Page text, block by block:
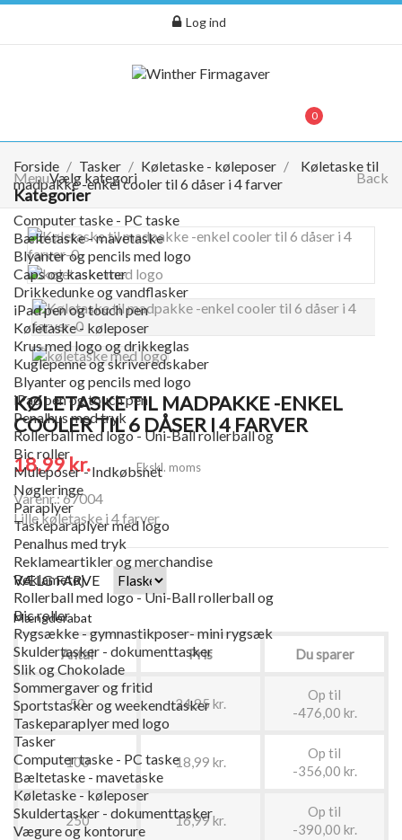
Log ind
0
Menu Back
Vælg kategori
Kategorier
Computer taske - PC taske
Bæltetaske - mavetaske
Blyanter og pencils med logo
Caps og kasketter
Drikkedunke og vandflasker
iPad pen og touch pen
Køletaske - køleposer
Krus med logo og drikkeglas
Kuglepenne og skriveredskaber
Blyanter og pencils med logo
iPad pen og touch pen
Penalhus med tryk
Rollerball med logo - Uni-Ball rollerball og
Bic roller
Muleposer - Indkøbsnet
Nøgleringe
Paraplyer
Taskeparaplyer med logo
Penalhus med tryk
Reklameartikler og merchandise
Reklametøj
Rollerball med logo - Uni-Ball rollerball og
Bic roller
Rygsække - gymnastikposer- mini rygsæk
Skuldertasker - dokumenttasker
Slik og Chokolade
Sommergaver og fritid
Sportstasker og weekendtasker
Taskeparaplyer med logo
Tasker
Computer taske - PC taske
Bæltetaske - mavetaske
Køletaske - køleposer
Skuldertasker - dokumenttasker
Vægure og kontorure
Forside Tasker Køletaske - køleposer
Køletaske til
madpakke -enkel cooler til 6 dåser i 4 farver
KØLETASKE TIL MADPAKKE -ENKEL
COOLER TIL 6 DÅSER I 4 FARVER
18,99 kr.
Ekskl. moms
Varenr.: 67004
Lille køletaske i 4 farver
VÆLG FARVE
Mængderabat
Antal Pris Du sparer
50 24,95 kr.
Op til
-476,00 kr.
100 18,99 kr.
Op til
-356,00 kr.
250 16,99 kr.
Op til
-390,00 kr.